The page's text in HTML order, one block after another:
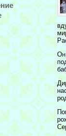
Он